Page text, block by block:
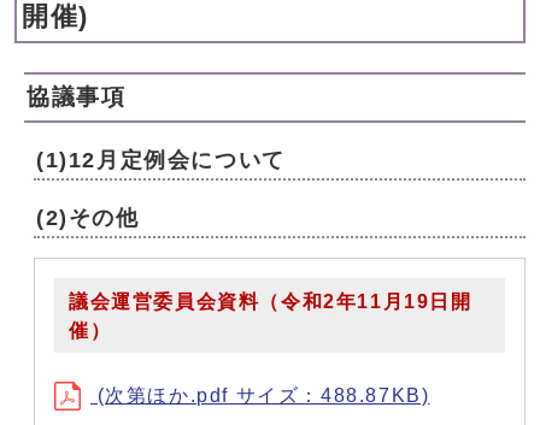
開催)
協議事項
(1)12月定例会について
(2)その他
議会運営委員会資料（令和2年11月19日開
催）
(次第ほか.pdf サイズ：488.87KB)